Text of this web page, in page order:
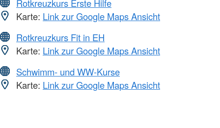
Rotkreuzkurs Erste Hilfe
Karte: Link zur Google Maps Ansicht
Rotkreuzkurs Fit in EH
Karte: Link zur Google Maps Ansicht
Schwimm- und WW-Kurse
Karte: Link zur Google Maps Ansicht